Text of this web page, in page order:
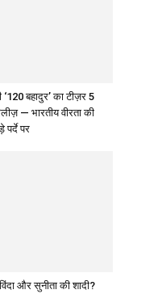
बहादुर’ का टीज़र 5
— भारतीय वीरता की
पर्दे पर
और सुनीता की शादी?